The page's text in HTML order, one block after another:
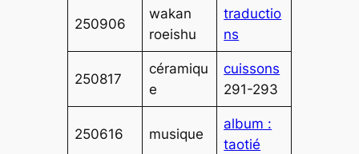
250906
wakan
roeishu
traductio
ns
250817
céramiqu
e
cuissons
291-293
250616 musique
album :
taotié